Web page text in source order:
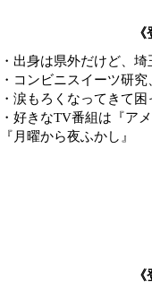
・出身は県外だけど、
・コンビニスイーツ研
・涙もろくなってきて困
・好きなTV番組は『ア
『月曜から夜ふかし』